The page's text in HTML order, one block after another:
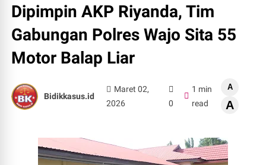
Dipimpin AKP Riyanda, Tim
Gabungan Polres Wajo Sita 55
Motor Balap Liar
Bidikkasus.id
Maret 02,
2026
0
1 min
read
A
A